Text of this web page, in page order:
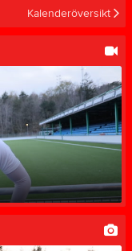
Kalenderöversikt